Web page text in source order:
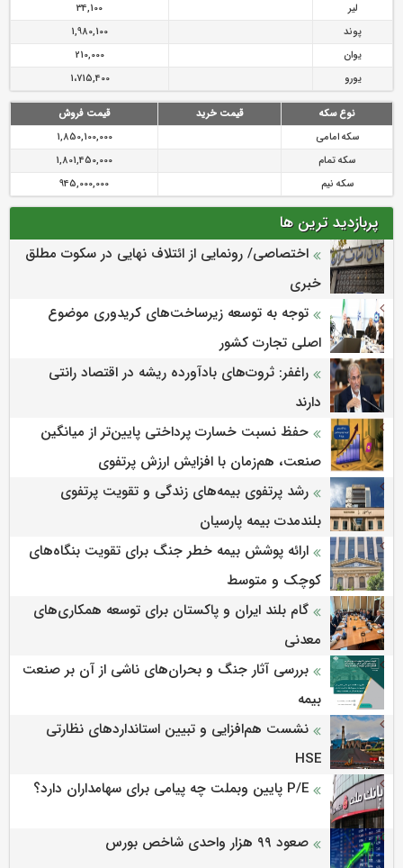
لیر
34,100
پوند
1,980,100
یوان
210,000
یورو
1،715,400
نوع سکه قیمت خرید
قیمت فروش
سکه امامی
1,850,100,000
سکه تمام
1,801,450,000
سکه نیم
945,000,000
پربازدید ترین ها
اختصاصی/ رونمایی از ائتلاف‌ نهایی در سکوت مطلق
خبری
توجه به توسعه زیرساخت‌های کریدوری موضوع
اصلی تجارت کشور
راغفر: ثروت‌های بادآورده ریشه در اقتصاد رانتی
دارند
حفظ نسبت خسارت پرداختی پایین‌تر از میانگین
صنعت، هم‌زمان با افزایش ارزش پرتفوی
رشد پرتفوی بیمه‌های زندگی و تقویت پرتفوی
بلندمدت بیمه پارسیان
ارائه پوشش بیمه خطر جنگ برای تقویت بنگاه‌های
کوچک و متوسط
گام بلند ایران و پاکستان برای توسعه همکاری‌های
معدنی
بررسی آثار جنگ و بحران‌های ناشی از آن بر صنعت
بیمه
نشست هم‌افزایی و تبیین استانداردهای نظارتی
HSE
P/E پایین وبملت چه پیامی برای سهامداران دارد؟
صعود ۹۹ هزار واحدی شاخص بورس